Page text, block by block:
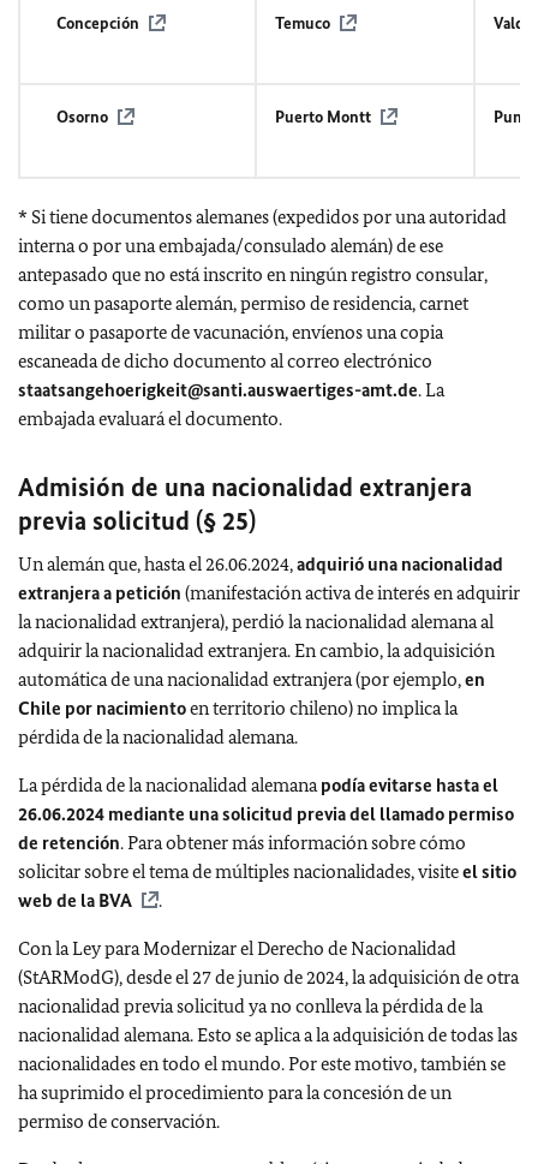
Concepción Temuco
Osorno Puerto Montt
* Si tiene documentos alemanes (expedidos por una autoridad
interna o por una embajada/consulado alemán) de ese
antepasado que no está inscrito en ningún registro consular,
como un pasaporte alemán, permiso de residencia, carnet
militar o pasaporte de vacunación, envíenos una copia
escaneada de dicho documento al correo electrónico
staatsangehoerigkeit@santi.auswaertiges-amt.de. La
embajada evaluará el documento.
Admisión de una nacionalidad extranjera
previa solicitud (§ 25)
Un alemán que, hasta el 26.06.2024,adquirió una nacionalidad
extranjera a petición (manifestación activa de interés en adquirir
la nacionalidad extranjera), perdió la nacionalidad alemana al
adquirir la nacionalidad extranjera. En cambio, la adquisición
automática de una nacionalidad extranjera (por ejemplo,en
Chile por nacimientoen territorio chileno) no implica la
pérdida de la nacionalidad alemana.
La pérdida de la nacionalidad alemanapodía evitarse hasta el
26.06.2024 mediante una solicitud previa del llamado permiso
de retención. Para obtener más información sobre cómo
solicitar sobre el tema de múltiples nacionalidades, visiteel sitio
web de la BVA
.
Con la Ley para Modernizar el Derecho de Nacionalidad
(StARModG), desde el 27 de junio de 2024, la adquisición de otra
nacionalidad previa solicitud ya no conlleva la pérdida de la
nacionalidad alemana. Esto se aplica a la adquisición de todas las
nacionalidades en todo el mundo. Por este motivo, también se
ha suprimido el procedimiento para la concesión de un
permiso de conservación.